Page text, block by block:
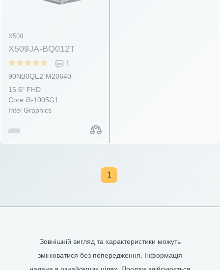
X509
X509JA-BQ012T
1
90NB0QE2-M20640
15.6" FHD
Core i3-1005G1
Intel Graphics
1
Зовнішній вигляд та характеристики можуть
змінюватися без попередження. Інформація